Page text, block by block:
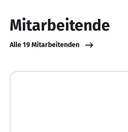
Mitarbeitende
Alle 19 Mitarbeitenden